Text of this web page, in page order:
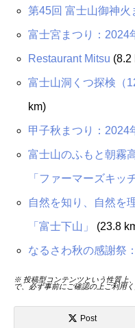
第45回 富士山御神火
富士宮まつり：2024
Restaurant Mitsu (8.2
富士山洞くつ探検（
km)
甲子秋まつり：2024
富士山のふもと朝霧
「ファーマーズキッ
自然を知り、自然を
「富士下山」 (23.8
なるさわ秋の感謝祭
※ 投稿型コンテンツという性質上
で、必ず事前にご確認の上ご利用く
Post